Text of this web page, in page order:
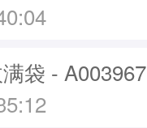
袋 - A003967